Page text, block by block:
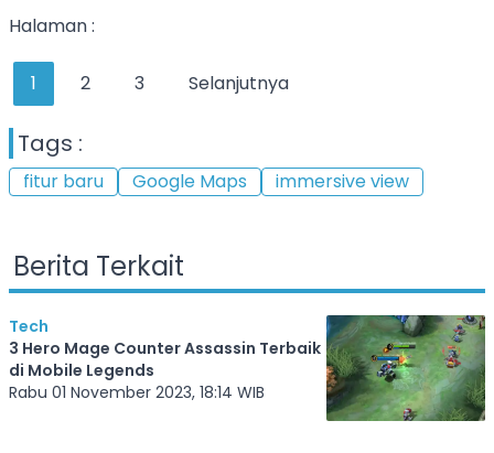
Halaman :
1 2 3 Selanjutnya
Tags :
fitur baru Google Maps immersive view
Berita Terkait
Tech
3 Hero Mage Counter Assassin Terbaik
di Mobile Legends
Rabu 01 November 2023, 18:14 WIB